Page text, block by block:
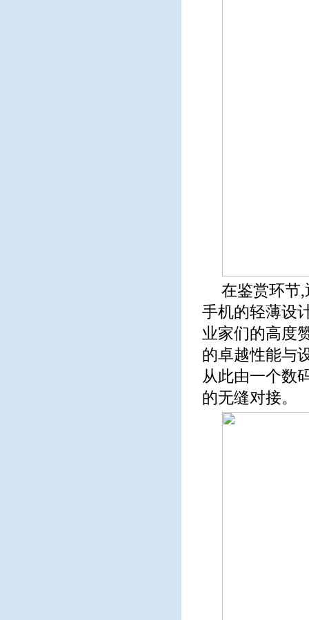
在鉴赏环节
手机的轻薄设
业家们的高度
的卓越性能与
从此由一个数
的无缝对接。